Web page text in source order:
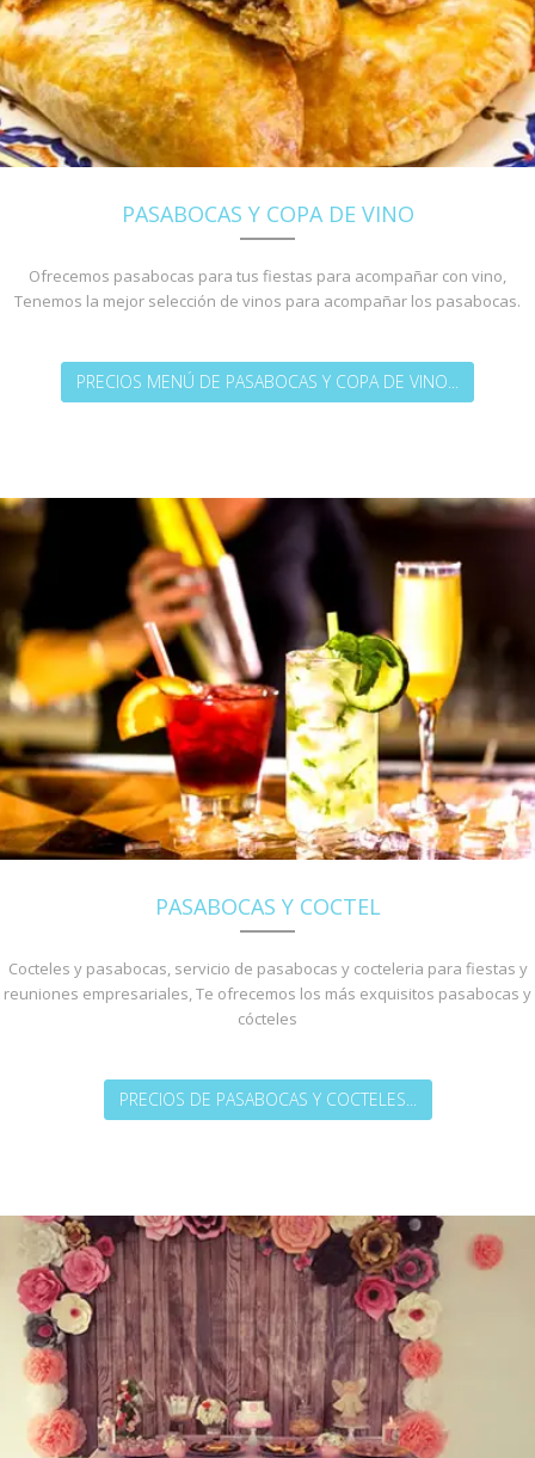
PASABOCAS Y COPA DE VINO
Ofrecemos pasabocas para tus fiestas para acompañar con vino,
Tenemos la mejor selección de vinos para acompañar los pasabocas.
PRECIOS MENÚ DE PASABOCAS Y COPA DE VINO...
PASABOCAS Y COCTEL
Cocteles y pasabocas, servicio de pasabocas y cocteleria para fiestas y
reuniones empresariales, Te ofrecemos los más exquisitos pasabocas y
cócteles
PRECIOS DE PASABOCAS Y COCTELES...